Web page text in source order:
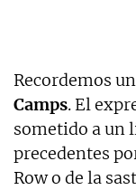
Recordemos
Camps. El
sometido a un
precedentes
Row o de la